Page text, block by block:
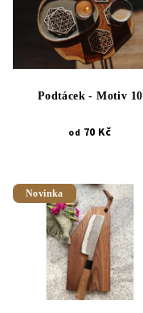
Podtácek - Motiv 10
od 70 Kč
Novinka